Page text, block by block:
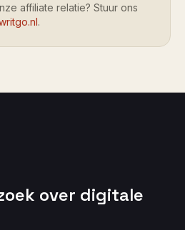
affiliate relatie? Stuur ons
.
over digitale